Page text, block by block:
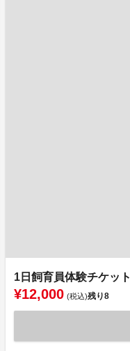
1日飼育員体験チケット
¥12,000 (税込)残り8